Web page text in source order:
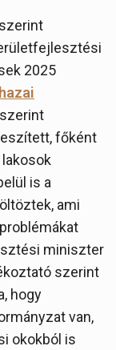
szerint
2025
főként
is a
ami
miniszter
szerint
hogy
van,
okokból is